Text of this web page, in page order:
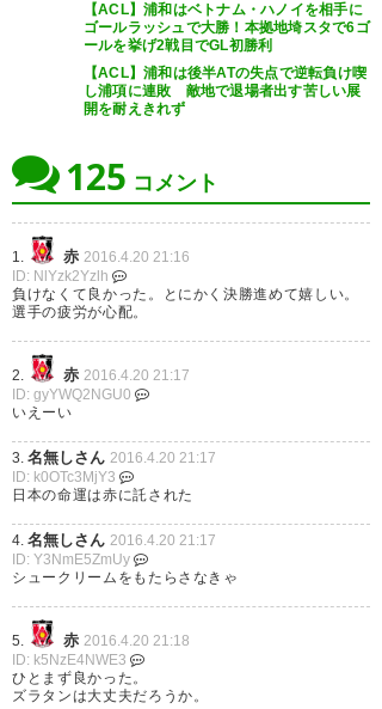
よしゃぁぁぁぁぁぁ 予選突破
や? さすがレッズ? 決勝トーナメ
ントも頼んだで*\(^o^)/* 今年こ
? s h i N★Next?vs名古屋
(shiN_hoshidora)2016, 4月 20
オッケーオッケー！ボコボコピ
ッチでよく頑張ったよ！
#urawareds
? ひろたかだよ！！！
(takepon_1023)
グループリーグ突破じゃ ズラタ
ンは大丈夫か？ #urawareds
決勝T進出ー?? #acl #urawareds
#浦和レッズ #wearereds
https://t.co/QeGkeDM0JO
? яiсo (n_rico_a)
GL突破は嬉しい(*^^*)でも、ズ
ラタンの状態が心配…(T_T)
#urawareds
? masa.X (PINOXY_11)
月 20
ホームで強かったシドニーに無
失点での引き分け。もちろん前
半の決定機をきめて勝てればよ
かったのだが、この結果は十分
【ACL】浦和はベトナム・ハノイを相手に
ゴールラッシュで大勝！本拠地埼スタで6ゴ
ールを挙げ2戦目でGL初勝利
【ACL】浦和は後半ATの失点で逆転負け喫
し浦項に連敗 敵地で退場者出す苦しい展
開を耐えきれず
125 コメント
1. 赤 2016.4.20 21:16
ID: NlYzk2Yzlh
負けなくて良かった。とにかく決勝進めて嬉しい。
選手の疲労が心配。
2. 赤 2016.4.20 21:17
ID: gyYWQ2NGU0
いえーい
3. 名無しさん 2016.4.20 21:17
ID: k0OTc3MjY3
日本の命運は赤に託された
4. 名無しさん 2016.4.20 21:17
ID: Y3NmE5ZmUy
シュークリームをもたらさなきゃ
5. 赤 2016.4.20 21:18
ID: k5NzE4NWE3
ひとまず良かった。
ズラタンは大丈夫だろうか。